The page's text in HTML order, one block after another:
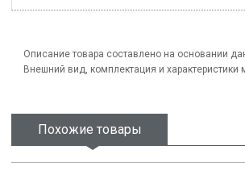
Описание товара составлено на основании
Внешний вид, комплектация и
Похожие товары